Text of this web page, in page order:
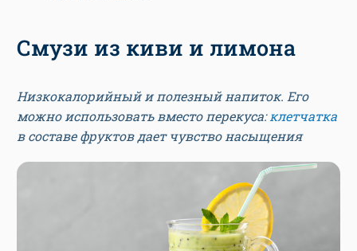
Смузи из киви и лимона
Низкокалорийный и полезный напиток. Его
можно использовать вместо перекуса:клетчатка
в составе фруктов дает чувство насыщения